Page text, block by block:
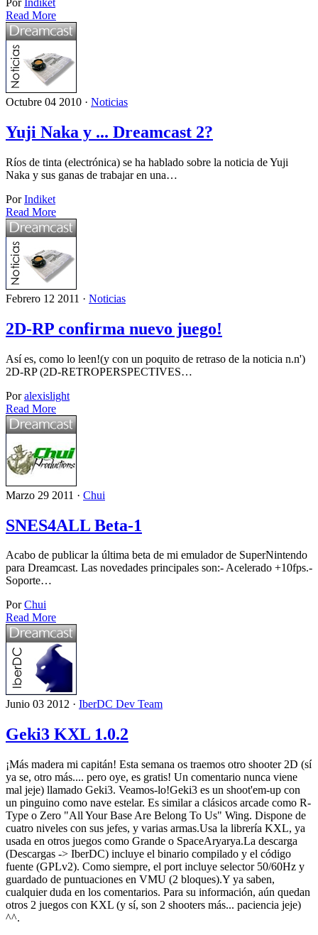
PorIndiket
Read More
Octubre 04 2010 · Noticias
Yuji Naka y ... Dreamcast 2?
Ríos de tinta (electrónica) se ha hablado sobre la noticia de Yuji
Naka y sus ganas de trabajar en una…
PorIndiket
Read More
Febrero 12 2011 · Noticias
2D-RP confirma nuevo juego!
Así es, como lo leen!(y con un poquito de retraso de la noticia n.n')
2D-RP (2D-RETROPERSPECTIVES…
Poralexislight
Read More
Marzo 29 2011 · Chui
SNES4ALL Beta-1
Acabo de publicar la última beta de mi emulador de SuperNintendo
para Dreamcast. Las novedades principales son:- Acelerado +10fps.-
Soporte…
PorChui
Read More
Junio 03 2012 · IberDC Dev Team
Geki3 KXL 1.0.2
¡Más madera mi capitán! Esta semana os traemos otro shooter 2D (sí
ya se, otro más.... pero oye, es gratis! Un comentario nunca viene
mal jeje) llamado Geki3. Veamos-lo!Geki3 es un shoot'em-up con
un pinguino como nave estelar. Es similar a clásicos arcade como R-
Type o Zero "All Your Base Are Belong To Us" Wing. Dispone de
cuatro niveles con sus jefes, y varias armas.Usa la librería KXL, ya
usada en otros juegos como Grande o SpaceAryarya.La descarga
(Descargas -> IberDC) incluye el binario compilado y el código
fuente (GPLv2). Como siempre, el port incluye selector 50/60Hz y
guardado de puntuaciones en VMU (2 bloques).Y ya saben,
cualquier duda en los comentarios. Para su información, aún quedan
otros 2 juegos con KXL (y sí, son 2 shooters más... paciencia jeje)
^^.